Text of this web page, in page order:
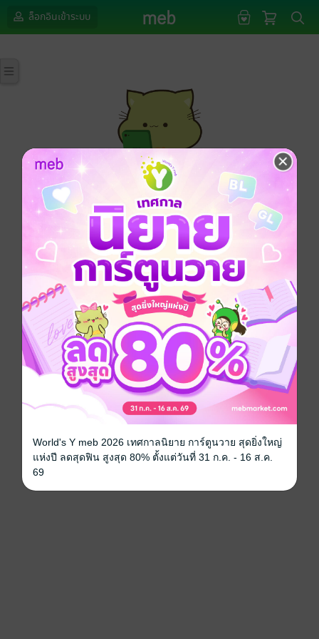
ล็อกอินเข้าระบบ
กรุณาเข้าสู่ระบบก่อนดำเนินรายการด้วยค่ะ
ล็อกอินเข้าระบบ
World's Y meb 2026 เทศกาลนิยาย การ์ตูนวาย สุดยิ่งใหญ่
แห่งปี ลดสุดฟิน สูงสุด 80% ตั้งแต่วันที่ 31 ก.ค. - 16 ส.ค.
69